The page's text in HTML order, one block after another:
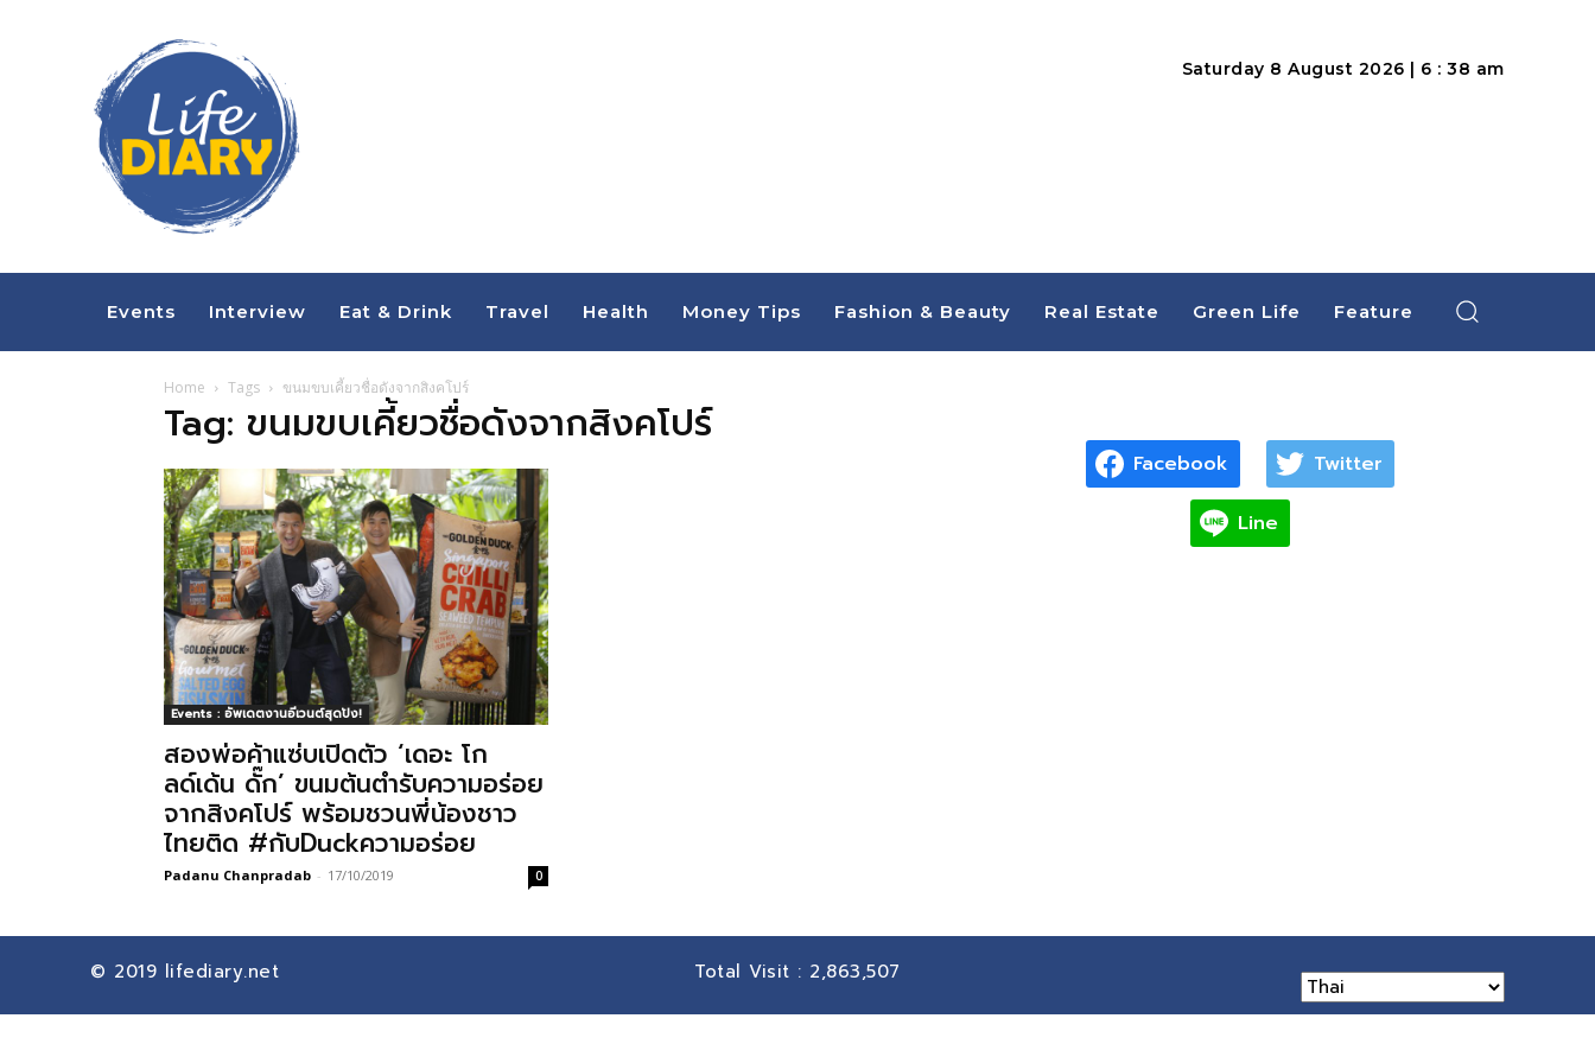
Saturday 8 August 2026 | 6 : 38 am
Events Interview Eat & Drink Travel Health Money Tips Fashion & Beauty Real Estate Green Life Feature
Home Tags ขนมขบเคี้ยวชื่อดังจากสิงคโปร์
Tag: ขนมขบเคี้ยวชื่อดังจากสิงคโปร์
Events : อัพเดตงานอีเวนต์สุดปัง!
สองพ่อค้าแซ่บเปิดตัว ‘เดอะ โก
ลด์เด้น ดั๊ก’ ขนมต้นตำรับความอร่อย
จากสิงคโปร์ พร้อมชวนพี่น้องชาว
ไทยติด #กับDuckความอร่อย
Padanu Chanpradab - 17/10/2019 0
Facebook Twitter
Line
© 2019 lifediary.net Total Visit : 2,863,507